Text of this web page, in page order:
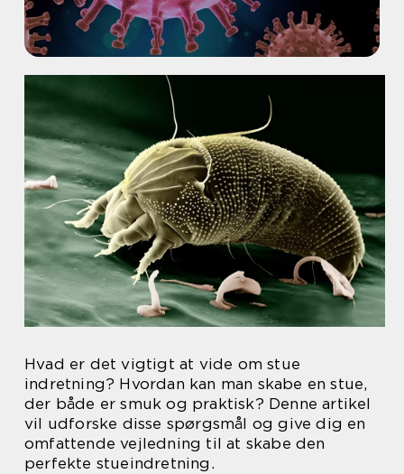
Hvad er det vigtigt at vide om stue
indretning? Hvordan kan man skabe en stue,
der både er smuk og praktisk? Denne artikel
vil udforske disse spørgsmål og give dig en
omfattende vejledning til at skabe den
perfekte stueindretning.